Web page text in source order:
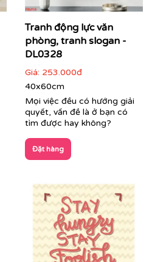
lực do Printek sản xuất
phong cách từ hiện đại, tối
tạo. Printek giúp định hình
nghiệp, tạo ấn tượng mạnh
ngay từ ánh nhìn đầu tiên,
Tranh động lực văn
phòng, tranh slogan -
DL0328
Giá: 253.000đ
40x60cm
Mọi việc đều có hướng giải
quyết, vấn đề là ở bạn có
tìm được hay không?
Đặt hàng